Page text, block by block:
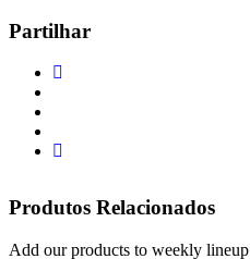
Partilhar
Produtos Relacionados
Add our products to weekly lineup